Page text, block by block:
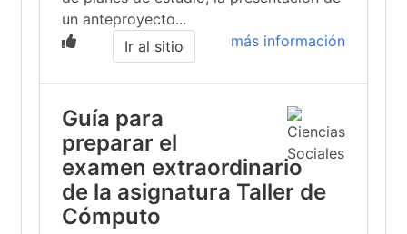
un anteproyecto...
más información
Ir al sitio
Guía para
preparar el
examen extraordinario
de la asignatura Taller de
Cómputo